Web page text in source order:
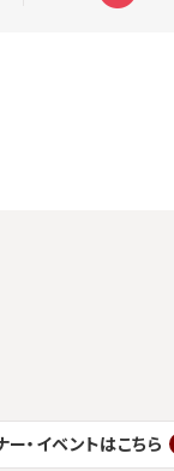
ー・イベントはこちら